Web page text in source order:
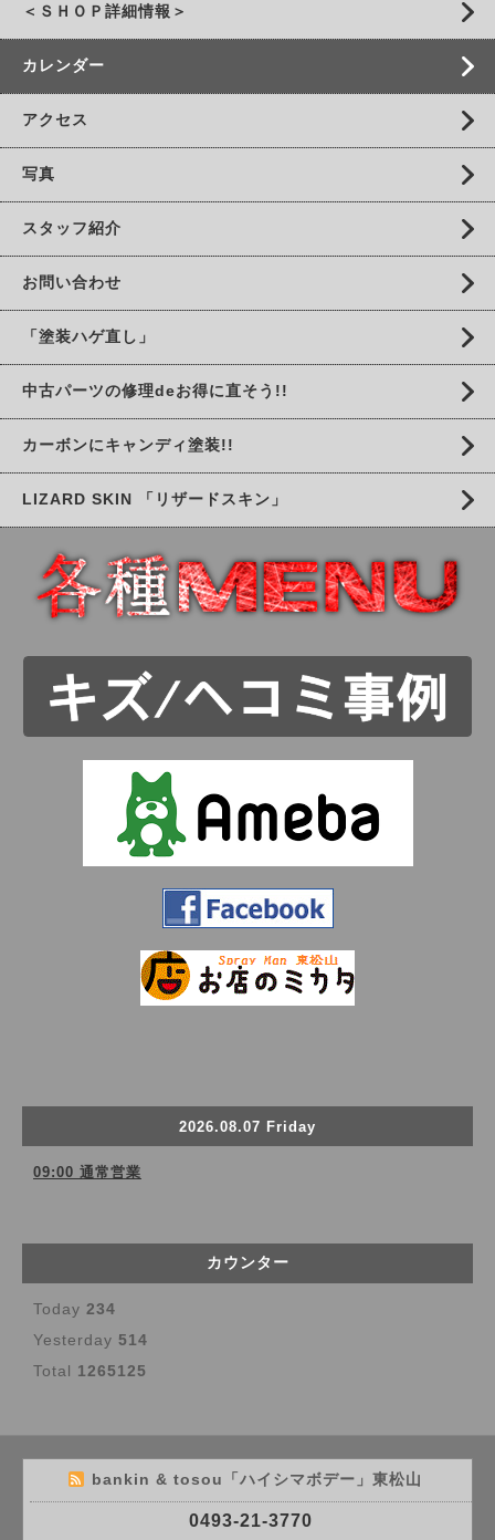
＜ＳＨＯＰ詳細情報＞
カレンダー
アクセス
写真
スタッフ紹介
お問い合わせ
「塗装ハゲ直し」
中古パーツの修理deお得に直そう!!
カーボンにキャンディ塗装!!
LIZARD SKIN 「リザードスキン」
2026.08.07 Friday
09:00 通常営業
カウンター
Today 234
Yesterday 514
Total 1265125
bankin & tosou「ハイシマボデー」東松山
0493-21-3770